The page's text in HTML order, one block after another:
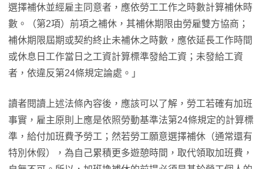
選擇補休並經雇主同意者，應依勞工工作之時數計算補休時
數。（第2項）前項之補休，其補休期限由勞雇雙方協商；
補休期限屆期或契約終止未補休之時數，應依延長工作時間
或休息日工作當日之工資計算標準發給工資；未發給工資
者，依違反第24條規定論處。」
讀者閱讀上述法條內容後，應該可以了解，勞工若確有加班
事實，雇主原則上應是依照勞動基準法第24條規定的計算標
準，給付加班費予勞工；然若勞工願意選擇補休（通常還有
特別休假），為自己累積更多遊憩時間，取代領取加班費，